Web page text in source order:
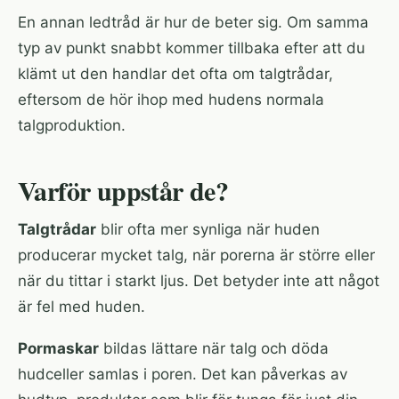
En annan ledtråd är hur de beter sig. Om samma
typ av punkt snabbt kommer tillbaka efter att du
klämt ut den handlar det ofta om talgtrådar,
eftersom de hör ihop med hudens normala
talgproduktion.
Varför uppstår de?
Talgtrådar blir ofta mer synliga när huden
producerar mycket talg, när porerna är större eller
när du tittar i starkt ljus. Det betyder inte att något
är fel med huden.
Pormaskar bildas lättare när talg och döda
hudceller samlas i poren. Det kan påverkas av